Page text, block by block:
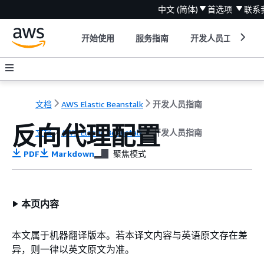
中文 (简体) 首选项 联系
开始使用 服务指南 开发人员工具
文档 AWS Elastic Beanstalk 开发人员指南
文档 AWS Elastic Beanstalk 开发人员指南
反向代理配置
PDF Markdown 聚焦模式
本页内容
本文属于机器翻译版本。若本译文内容与英语原文存在差
异，则一律以英文原文为准。